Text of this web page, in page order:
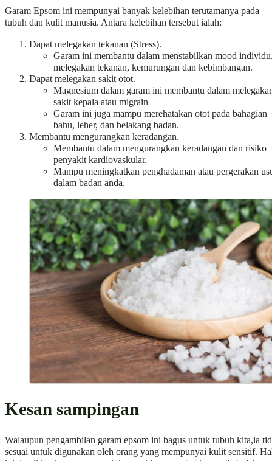
Garam Epsom ini mempunyai banyak kelebihan terutamanya pada
tubuh dan kulit manusia. Antara kelebihan tersebut ialah:
Dapat melegakan tekanan (Stress).
Garam ini membantu dalam menstabilkan mood
melegakan tekanan, kemurungan dan kebimbangan.
Dapat melegakan sakit otot.
Magnesium dalam garam ini membantu dalam
sakit kepala atau migrain
Garam ini juga mampu merehatakan otot pada bahagian
bahu, leher, dan belakang badan.
Membantu mengurangkan keradangan.
Membantu dalam mengurangkan keradangan dan risiko
penyakit kardiovaskular.
Mampu meningkatkan penghadaman atau pergerakan
dalam badan anda.
Kesan sampingan
Walaupun pengambilan garam epsom ini bagus untuk tubuh kita,ia
sesuai untuk digunakan oleh orang yang mempunyai kulit sensitif.